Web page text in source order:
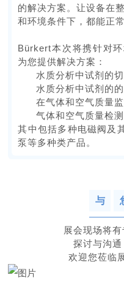
的解决方案。让设备在
和环境条件下，都能正
Bürkert本次将携针对
为您提供解决方案：
水质分析中试剂的
水质分析中试剂的
在气体和空气质量
气体和空气质量检
其中包括多种电磁阀及
泵等多种类产品。
与
展会现场将
探讨与沟通
欢迎您莅临